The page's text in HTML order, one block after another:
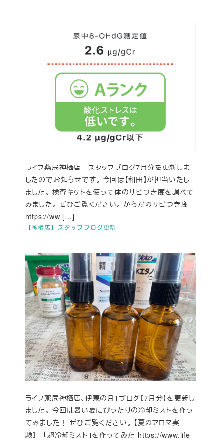
【神栖店】スタッフブログ更新
ライフ薬局神栖店 スタッフブログ7月分を更新しま
したのでお知らせです。 今回は【和田】が担当いたし
ました。 検査キットを使って体のサビつき度を調べて
みました。 ぜひご覧ください。 からだのサビつき度
https://ww […]
ライフ薬局神栖店、伊東の月1ブログ【7月分】を更新し
ました。 今回は暑い夏にぴったりの冷却ミストを作っ
てみました！ ぜひご覧ください。 【夏のアロマ実
験】 「超冷却ミスト」を作ってみた https://www.life-